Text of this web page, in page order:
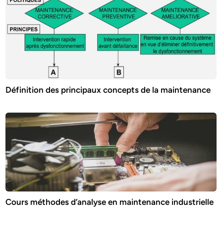
Définition des principaux concepts de la maintenance
Cours méthodes d’analyse en maintenance industrielle